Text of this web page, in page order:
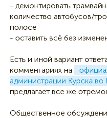
- демонтировать
количество автобусов/
полосе
- оставить всё без
Есть и иной вариант
комментариях на
администрации Курска во
предлагает всё же
Общественное